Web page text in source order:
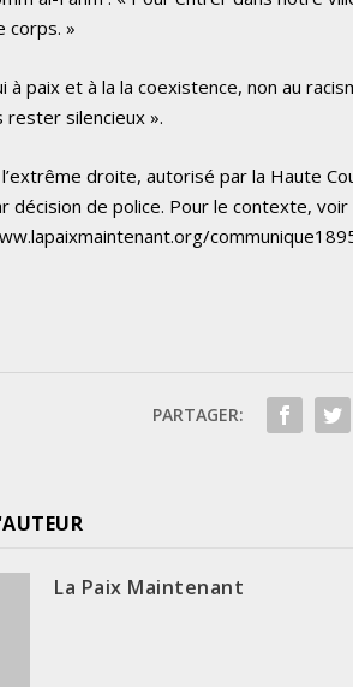
corps. »
à paix et à la la coexistence, non au
rester silencieux ».
droite, autorisé par la Haute
décision de police. Pour le contexte, voir
PARTAGER:
La Paix Maintenant